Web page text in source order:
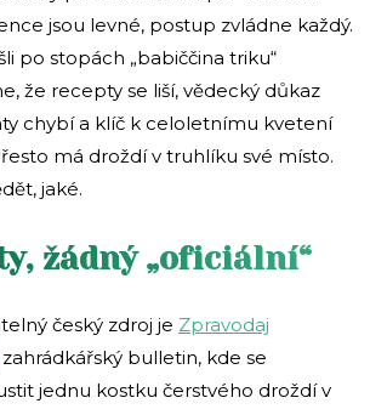
jsou levné, postup zvládne každý.
po stopách „babiččina triku“
že recepty se liší, vědecký důkaz
chybí a klíč k celoletnímu kvetení
má droždí v truhlíku své místo.
jaké.
žádný „oficiální“
český zdroj je Zpravodaj
zahrádkářský bulletin, kde se
jednu kostku čerstvého droždí v